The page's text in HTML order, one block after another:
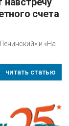
счета
и «На
читать статью